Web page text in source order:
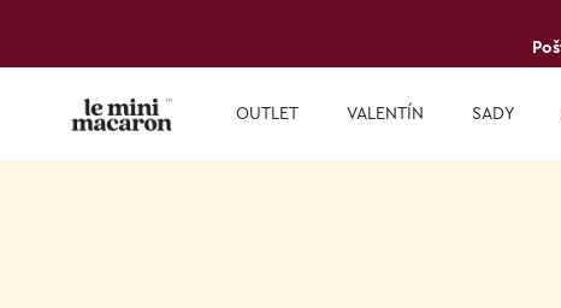
OUTLET VALENTÍN SADY